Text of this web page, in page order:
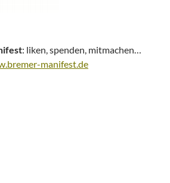
: liken, spenden, mitmachen…
manifest.de